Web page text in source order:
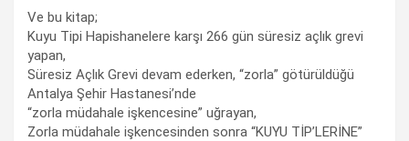
Ve bu kitap;
Kuyu Tipi Hapishanelere karşı 266 gün süresiz açlık grevi
yapan,
Süresiz Açlık Grevi devam ederken, “zorla” götürüldüğü
Antalya Şehir Hastanesi’nde
“zorla müdahale işkencesine” uğrayan,
Zorla müdahale işkencesinden sonra “KUYU TİP’LERİNE”